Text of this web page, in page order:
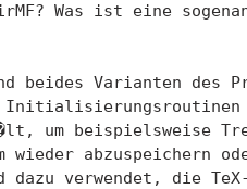
Was ist eine
beides Varianten des
Initialisierungsroutinen
um beispielsweise
wieder abzuspeichern
dazu verwendet, die